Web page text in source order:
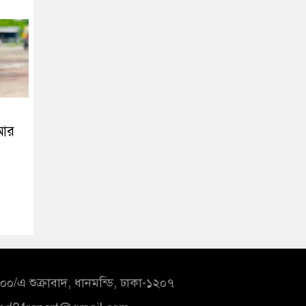
এ শুক্রাবাদ, ধানমন্ডি, ঢাকা-১২০৭